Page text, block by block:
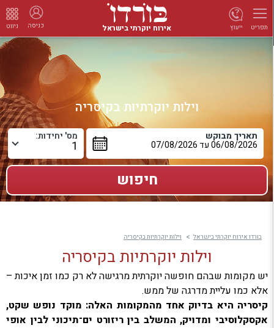
תפריט אירוח יוקרתי בישראל כניסה ניווט ייעוץ
וילות יוקרתיות בקיסריה
תאריך מבוקש מס' יחידות:
בורדו אירוח יוקרתי בישראל וילות יוקרתיות בקיסריה
וילות יוקרתיות בקיסריה
יש מקומות שבהם חופשה יוקרתית מרגישה לא רק כמו זמן איכות –
אלא כמו עליית מדרגה של ממש.
קיסריה היא בדיוק אחד מהמקומות האלה: מוקד נופש שקט,
אקסקלוסיבי ומדויק, המשלב בין ריזורט ים־תיכוני לבין אופי